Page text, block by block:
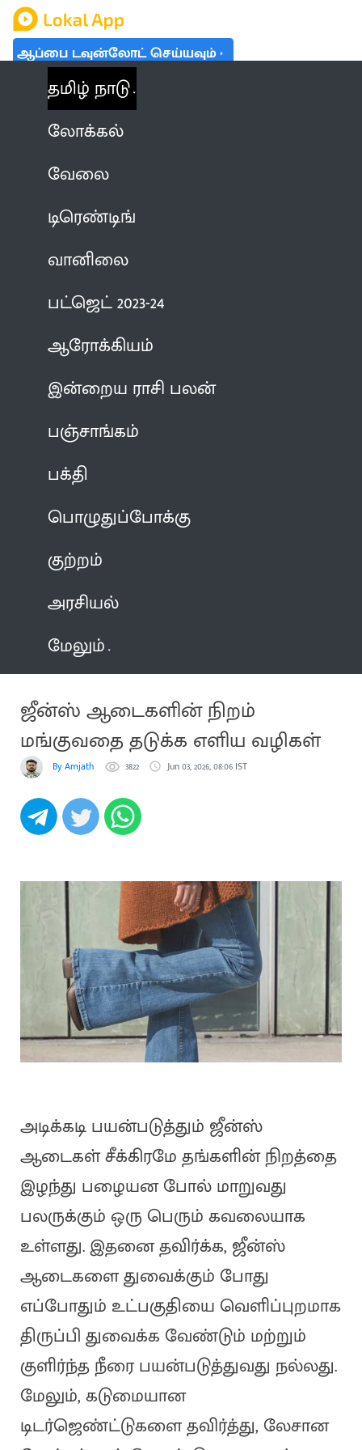
ஆப்பை டவுன்லோட் செய்யவும்
தமிழ் நாடு
லோக்கல்
வேலை
டிரெண்டிங்
வானிலை
பட்ஜெட் 2023-24
ஆரோக்கியம்
இன்றைய ராசி பலன்
பஞ்சாங்கம்
பக்தி
பொழுதுப்போக்கு
குற்றம்
அரசியல்
மேலும்
ஜீன்ஸ் ஆடைகளின் நிறம்
மங்குவதை தடுக்க எளிய வழிகள்
By Amjath 3822 Jun 03, 2026, 08:06 IST
அடிக்கடி பயன்படுத்தும் ஜீன்ஸ்
ஆடைகள் சீக்கிரமே தங்களின் நிறத்தை
இழந்து பழையன போல் மாறுவது
பலருக்கும் ஒரு பெரும் கவலையாக
உள்ளது. இதனை தவிர்க்க, ஜீன்ஸ்
ஆடைகளை துவைக்கும் போது
எப்போதும் உட்பகுதியை வெளிப்புறமாக
திருப்பி துவைக்க வேண்டும் மற்றும்
குளிர்ந்த நீரை பயன்படுத்துவது நல்லது.
மேலும், கடுமையான
டிடர்ஜெண்ட்டுகளை தவிர்த்து, லேசான